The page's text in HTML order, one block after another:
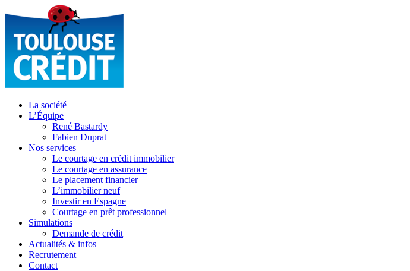
La société
L’Équipe
René Bastardy
Fabien Duprat
Nos services
Le courtage en crédit immobilier
Le courtage en assurance
Le placement financier
L’immobilier neuf
Investir en Espagne
Courtage en prêt professionnel
Simulations
Demande de crédit
Actualités & infos
Recrutement
Contact